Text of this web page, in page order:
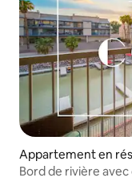
Appartement en
Bord de rivière